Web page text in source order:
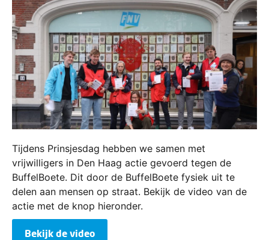
Tijdens Prinsjesdag hebben we samen met
vrijwilligers in Den Haag actie gevoerd tegen de
BuffelBoete. Dit door de BuffelBoete fysiek uit te
delen aan mensen op straat. Bekijk de video van de
actie met de knop hieronder.
Bekijk de video